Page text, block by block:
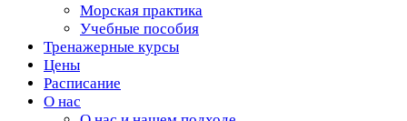
Морская практика
Учебные пособия
Тренажерные курсы
Цены
Расписание
О нас